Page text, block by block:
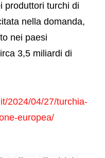
produttori turchi di
nella domanda,
nei paesi
3,5 miliardi di
2024/04/27/turchia-
europea/